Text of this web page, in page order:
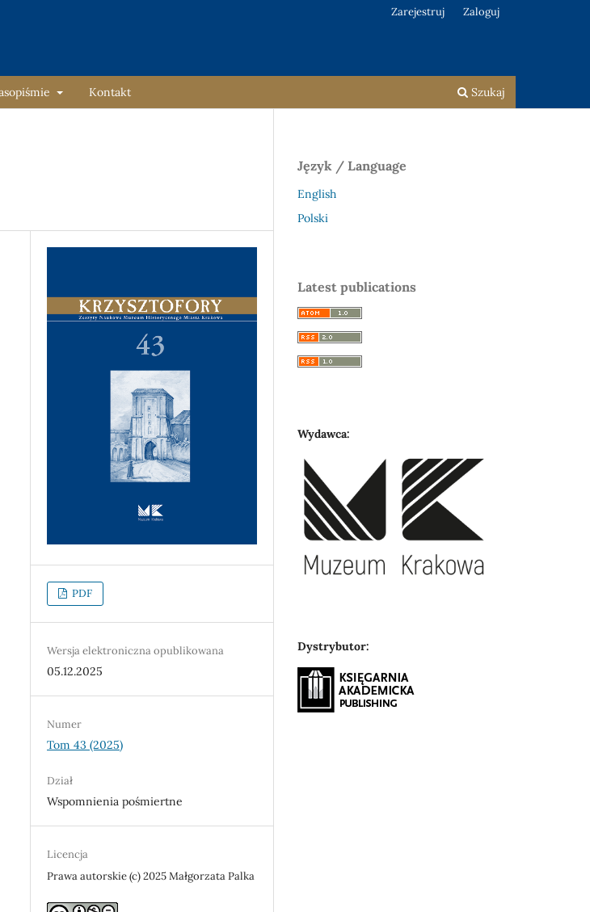
Kontakt Szukaj
Zarejestruj Zaloguj
PDF
Wersja elektroniczna opublikowana
05.12.2025
Numer
Tom 43 (2025)
Dział
Wspomnienia pośmiertne
Licencja
Prawa autorskie (c) 2025 Małgorzata Palka
Język / Language
English
Polski
Latest publications
Wydawca:
Dystrybutor: